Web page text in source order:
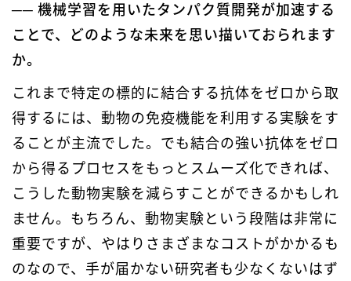
── 機械学習を用いたタンパク質開発が加速する
ことで、どのような未来を思い描いておられます
か。
これまで特定の標的に結合する抗体をゼロから取
得するには、動物の免疫機能を利用する実験をす
ることが主流でした。でも結合の強い抗体をゼロ
から得るプロセスをもっとスムーズ化できれば、
こうした動物実験を減らすことができるかもしれ
ません。もちろん、動物実験という段階は非常に
重要ですが、やはりさまざまなコストがかかるも
のなので、手が届かない研究者も少なくないはず